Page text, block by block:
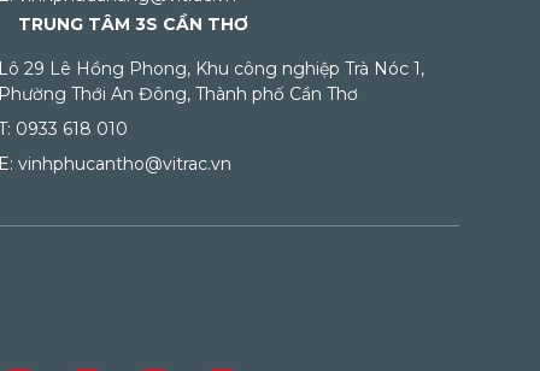
TRUNG TÂM 3S CẦN THƠ
29 Lê Hồng Phong, Khu công nghiệp Trà Nóc 1,
Thới An Đông, Thành phố Cần Thơ
0933 618 010
vinhphucantho@vitrac.vn